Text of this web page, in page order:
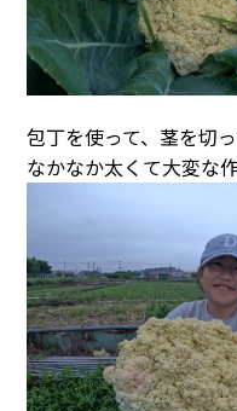
包丁を使って、茎を切っ
なかなか太くて大変な